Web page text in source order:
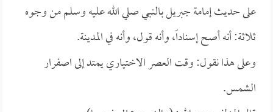
على حديث إمامة جبريل بالنبي صلي الله عليه وسلم من وجوه
ثلاثة: أنه أصح إسناداً، وأنه قول، وأنه في المدينة.
وعلى هذا نقول: وقت العصر الاختياري يمتد إلى اصفرار
الشمس.